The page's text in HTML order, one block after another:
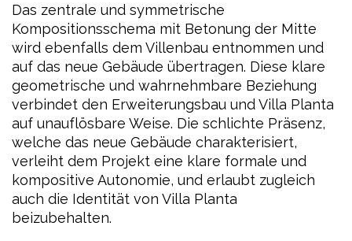
Das zentrale und symmetrische
Kompositionsschema mit Betonung der Mitte
wird ebenfalls dem Villenbau entnommen und
auf das neue Gebäude übertragen. Diese klare
geometrische und wahrnehmbare Beziehung
verbindet den Erweiterungsbau und Villa Planta
auf unauflösbare Weise. Die schlichte Präsenz,
welche das neue Gebäude charakterisiert,
verleiht dem Projekt eine klare formale und
kompositive Autonomie, und erlaubt zugleich
auch die Identität von Villa Planta
beizubehalten.